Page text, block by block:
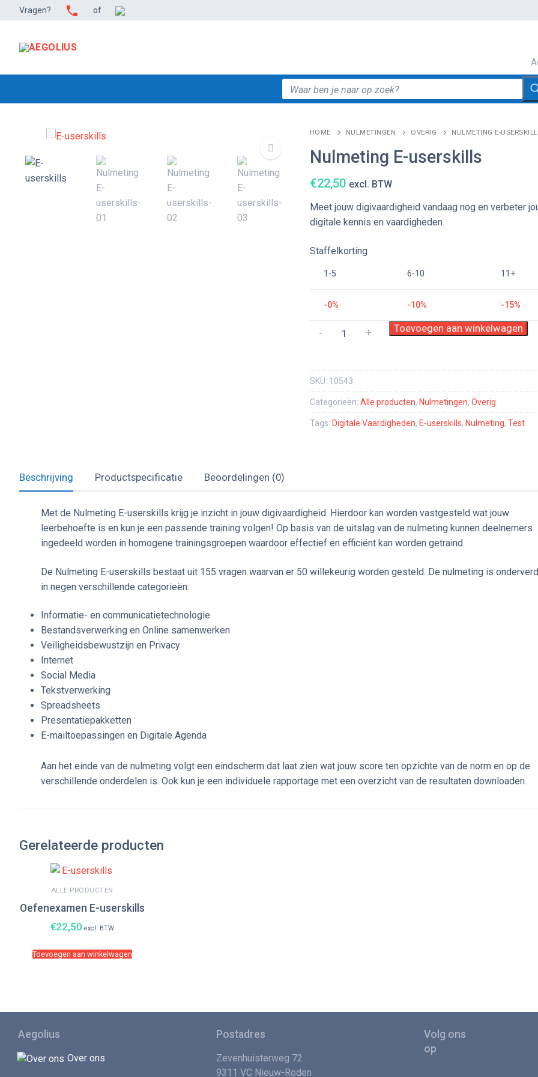
naar
inhoud
Vragen? of
Zoeken
naar:
HOME NULMETINGEN OVERIG NULMETING E-
Nulmeting E-userskills
€22,50 excl. BTW
Meet jouw digivaardigheid vandaag nog en verbeter
digitale kennis en vaardigheden.
Staffelkorting
1-5 6-10 11+
-0% -10% -15%
Nulmeting
aantal
- + Toevoegen aan winkelwagen
SKU: 10543
Categorieën: Alle producten, Nulmetingen, Overig
Tags: Digitale Vaardigheden, E-userskills, Nulmeting, Test
Beschrijving Productspecificatie Beoordelingen (0)
Met de Nulmeting E-userskills krijg je inzicht in jouw digivaardigheid. Hierdoor kan worden vastgesteld wat jouw
leerbehoefte is en kun je een passende training volgen! Op basis van de uitslag van de nulmeting kunnen deelnemers
ingedeeld worden in homogene trainingsgroepen waardoor effectief en efficiënt kan worden getraind.
De Nulmeting E-userskills bestaat uit 155 vragen waarvan er 50 willekeurig worden gesteld. De nulmeting is
in negen verschillende categorieën:
Informatie- en communicatietechnologie
Bestandsverwerking en Online samenwerken
Veiligheidsbewustzijn en Privacy
Internet
Social Media
Tekstverwerking
Spreadsheets
Presentatiepakketten
E-mailtoepassingen en Digitale Agenda
Aan het einde van de nulmeting volgt een eindscherm dat laat zien wat jouw score ten opzichte van de norm en op de
verschillende onderdelen is. Ook kun je een individuele rapportage met een overzicht van de resultaten downloaden.
Gerelateerde producten
ALLE PRODUCTEN
Oefenexamen E-userskills
€22,50 excl. BTW
Toevoegen aan winkelwagen
Aegolius
Over ons
Postadres
Zevenhuisterweg 72
9311 VC Nieuw-Roden